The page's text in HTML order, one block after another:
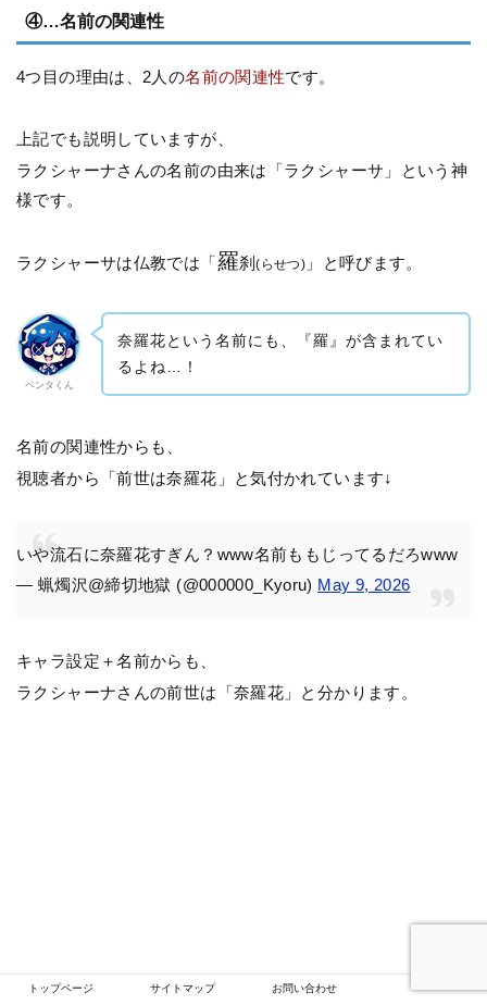
④…名前の関連性
4つ目の理由は、2人の名前の関連性です。
上記でも説明していますが、
ラクシャーナさんの名前の由来は「ラクシャーサ」という神
様です。
ラクシャーサは仏教では「羅刹(らせつ) 」と呼びます。
ペンタくん
奈羅花という名前にも、『羅』が含まれてい
るよね…！
名前の関連性からも、
視聴者から「前世は奈羅花」と気付かれています↓
いや流石に奈羅花すぎん？www名前ももじってるだろwww
— 蝋燭沢@締切地獄 (@000000_Kyoru) May 9, 2026
キャラ設定＋名前からも、
ラクシャーナさんの前世は「奈羅花」と分かります。
トップページ サイトマップ お問い合わせ